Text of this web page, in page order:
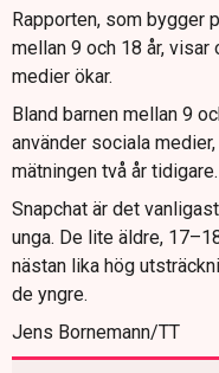
Rapporten, som bygger
mellan 9 och 18 år, visar
medier ökar.
Bland barnen mellan 9
använder sociala
mätningen två år tidigare.
Snapchat är det
unga. De lite äldre,
nästan lika hög
de yngre.
Jens Bornemann/TT